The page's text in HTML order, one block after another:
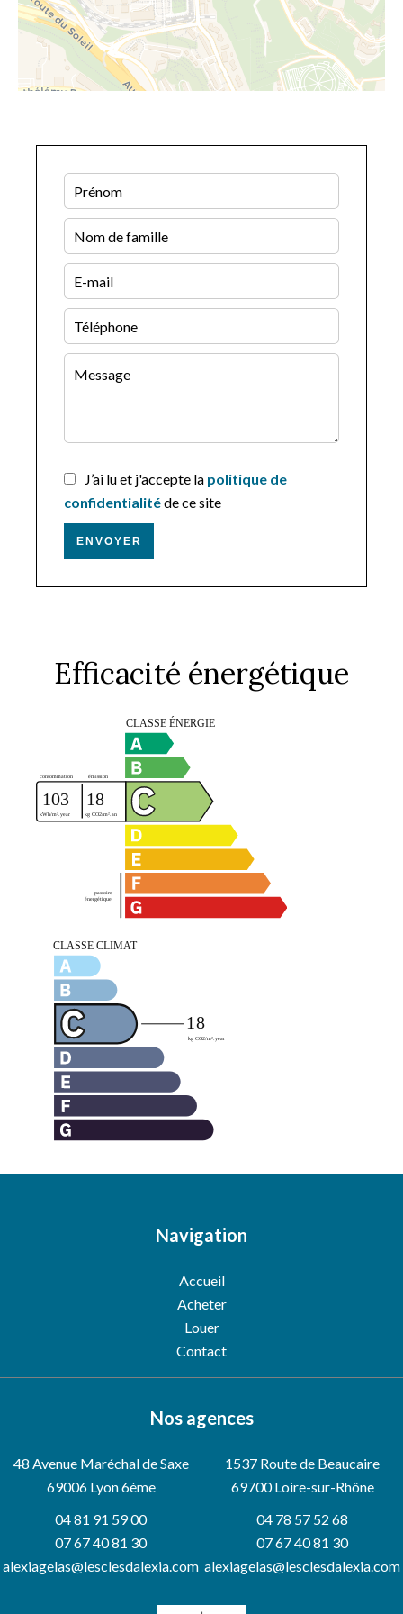
J’ai lu et j'accepte la politique de
confidentialitéde ce site
ENVOYER
Efficacité énergétique
Navigation
Accueil
Acheter
Louer
Contact
Nos agences
48 Avenue Maréchal de Saxe
69006Lyon 6ème
04 81 91 59 00
07 67 40 81 30
alexiagelas@lesclesdalexia.com
1537 Route de Beaucaire
69700 Loire-sur-Rhône
04 78 57 52 68
07 67 40 81 30
alexiagelas@lesclesdalexia.com